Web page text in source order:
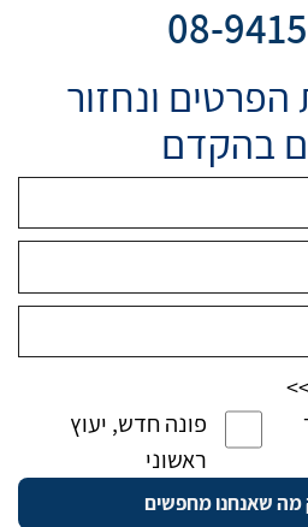
08-
ונחזור
בהקדם
פונה חדש, יעוץ
ראשוני